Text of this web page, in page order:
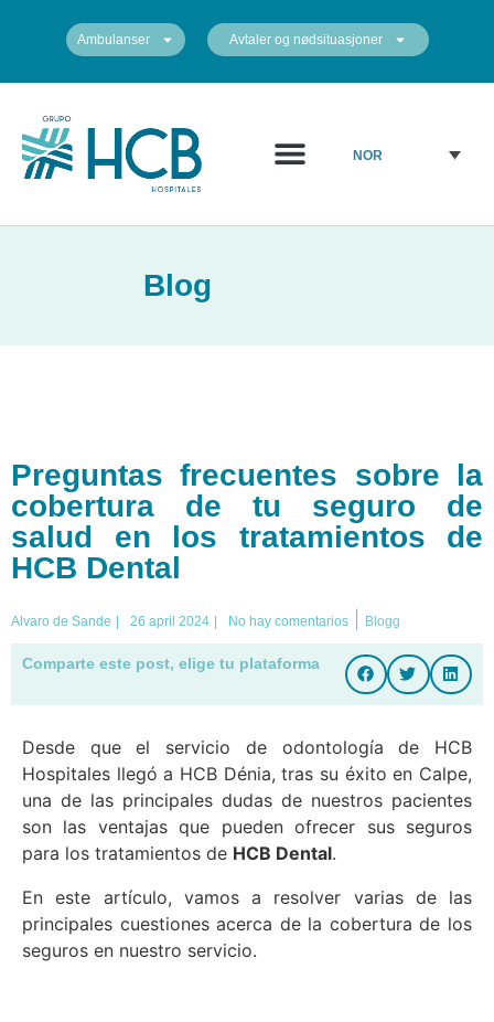
Ambulanser Avtaler og nødsituasjoner
NOR
Blog
Preguntas frecuentes sobre la
cobertura de tu seguro de
salud en los tratamientos de
HCB Dental
Alvaro de Sande | 26 april 2024 | No hay comentarios Blogg
Comparte este post, elige tu plataforma
Desde que el servicio de odontología de HCB
Hospitales llegó a HCB Dénia, tras su éxito en Calpe,
una de las principales dudas de nuestros pacientes
son las ventajas que pueden ofrecer sus seguros
para los tratamientos de HCB Dental.
En este artículo, vamos a resolver varias de las
principales cuestiones acerca de la cobertura de los
seguros en nuestro servicio.